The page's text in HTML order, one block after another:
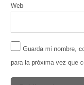
Web
Guarda mi nombre,
para la próxima vez que